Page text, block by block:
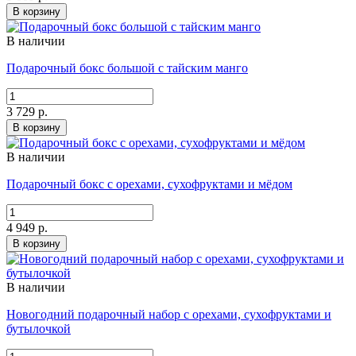
В корзину
В наличии
Подарочный бокс большой с тайским манго
3 729 р.
В корзину
В наличии
Подарочный бокс с орехами, сухофруктами и мёдом
4 949 р.
В корзину
В наличии
Новогодний подарочный набор с орехами, сухофруктами и
бутылочкой